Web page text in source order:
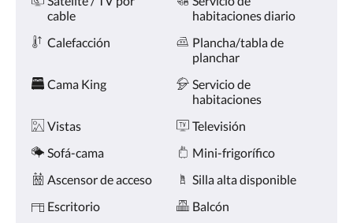
derecha,
pulse
botones
anterior.
cable
habitaciones diario
Calefacción
Plancha/tabla de
planchar
Cama King
Servicio de
habitaciones
Vistas
Televisión
Sofá-cama
Mini-frigorífico
Ascensor de acceso
Silla alta disponible
Escritorio
Balcón